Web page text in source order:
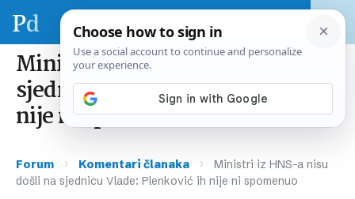
Ministri iz HNS-a nisu došli na
sjednicu Vlade: Plenković ih
nije ni spomenuo
Forum › Komentari članaka ›
Ministri iz HNS-a nisu
došli na sjednicu Vlade: Plenković ih nije ni spomenuo